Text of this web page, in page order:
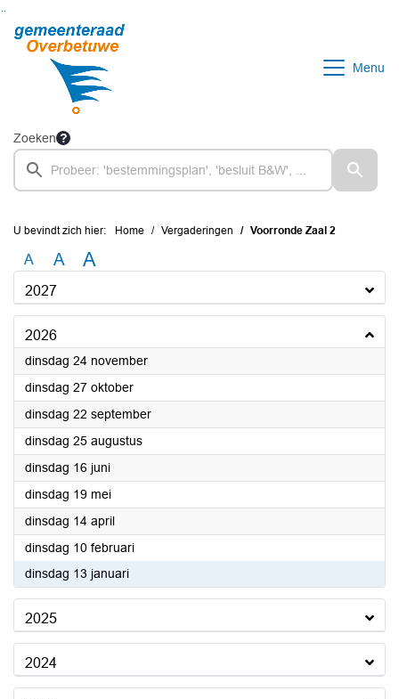
Menu
Zoeken
U bevindt zich hier: Home Vergaderingen Voorronde Zaal 2
A A A
2027
2026
dinsdag 24 november2026
dinsdag 27 oktober2026
dinsdag 22 september2026
dinsdag 25 augustus2026
dinsdag 16 juni2026
dinsdag 19 mei2026
dinsdag 14 april2026
dinsdag 10 februari2026
dinsdag 13 januari2026
2025
2024